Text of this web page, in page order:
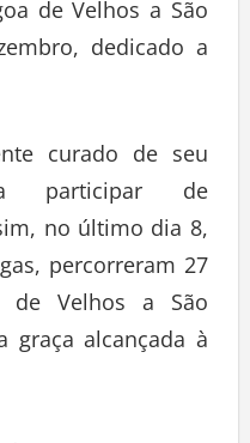
de Velhos a São
dedicado a
curado de seu
participar de
no último dia 8,
percorreram 27
de Velhos a São
graça alcançada à